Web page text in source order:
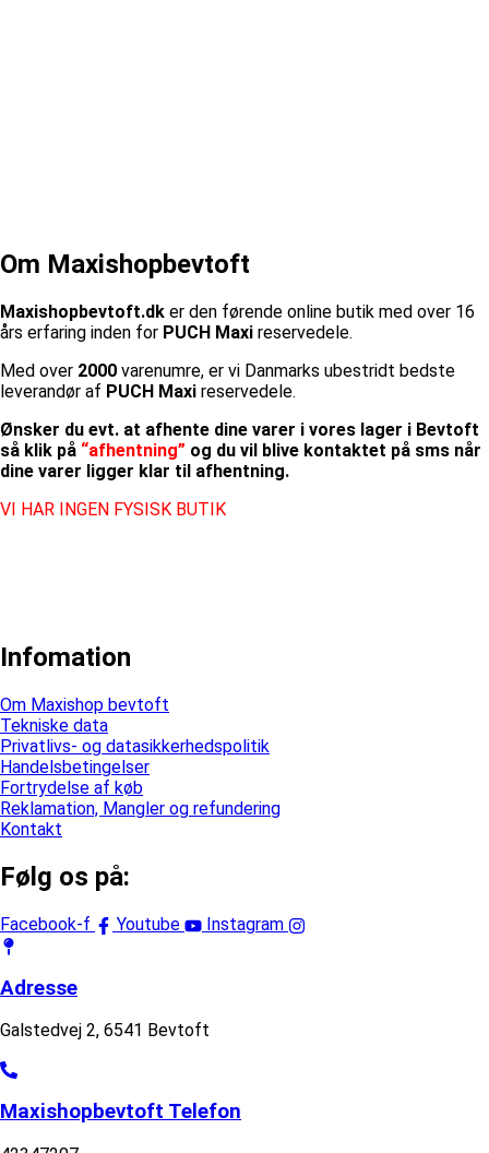
Om Maxishopbevtoft
Maxishopbevtoft.dk er den førende online butik med over 16
års erfaring inden for PUCH Maxi reservedele.
Med over 2000 varenumre, er vi Danmarks ubestridt bedste
leverandør af PUCH Maxi reservedele.
Ønsker du evt. at afhente dine varer i vores lager i Bevtoft
så klik på “afhentning” og du vil blive kontaktet på sms når
dine varer ligger klar til afhentning.
VI HAR INGEN FYSISK BUTIK
Infomation
Om Maxishop bevtoft
Tekniske data
Privatlivs- og datasikkerhedspolitik
Handelsbetingelser
Fortrydelse af køb
Reklamation, Mangler og refundering
Kontakt
Følg os på:
Facebook-f Youtube Instagram
Adresse
Galstedvej 2, 6541 Bevtoft
Maxishopbevtoft Telefon